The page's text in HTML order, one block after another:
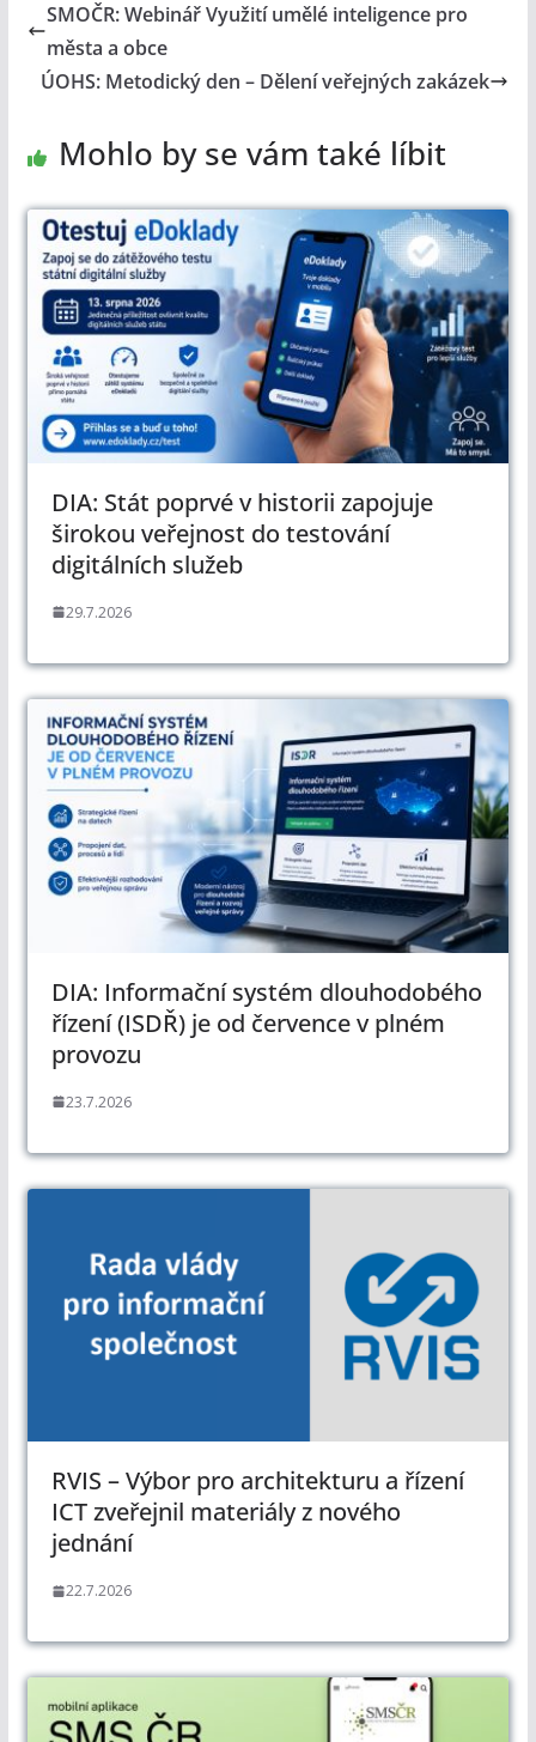
SMOČR: Webinář Využití umělé inteligence pro
města a obce
ÚOHS: Metodický den – Dělení veřejných zakázek
Mohlo by se vám také líbit
DIA: Stát poprvé v historii zapojuje
širokou veřejnost do testování
digitálních služeb
29.7.2026
DIA: Informační systém dlouhodobého
řízení (ISDŘ) je od července v plném
provozu
23.7.2026
RVIS – Výbor pro architekturu a řízení
ICT zveřejnil materiály z nového
jednání
22.7.2026